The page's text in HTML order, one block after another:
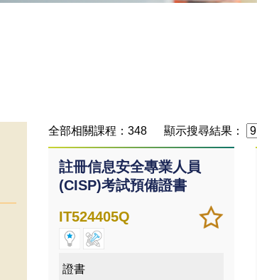
全部相關課程：348 顯示搜尋結果：
註冊信息安全專業人員
(CISP)考試預備證書
加
入/
儲存
課程
IT524405Q
證書